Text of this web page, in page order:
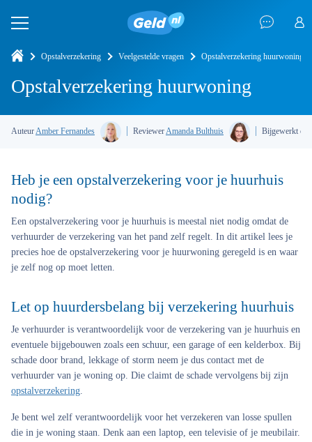
Opstalverzekering Veelgestelde vragen Opstalverzekering huurwoning
Opstalverzekering huurwoning
Auteur Amber Fernandes Reviewer Amanda Bulthuis Bijgewerkt op
Heb je een opstalverzekering voor je huurhuis
nodig?
Een opstalverzekering voor je huurhuis is meestal niet nodig omdat de
verhuurder de verzekering van het pand zelf regelt. In dit artikel lees je
precies hoe de opstalverzekering voor je huurwoning geregeld is en waar
je zelf nog op moet letten.
Let op huurdersbelang bij verzekering huurhuis
Je verhuurder is verantwoordelijk voor de verzekering van je huurhuis en
eventuele bijgebouwen zoals een schuur, een garage of een kelderbox. Bij
schade door brand, lekkage of storm neem je dus contact met de
verhuurder van je woning op. Die claimt de schade vervolgens bij zijn
opstalverzekering.
Je bent wel zelf verantwoordelijk voor het verzekeren van losse spullen
die in je woning staan. Denk aan een laptop, een televisie of je meubilair.